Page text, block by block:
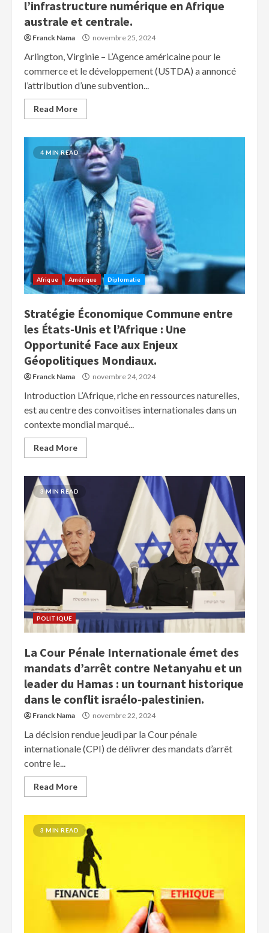
l’infrastructure numérique en Afrique
australe et centrale.
Franck Nama novembre 25, 2024
Arlington, Virginie – L’Agence américaine pour le
commerce et le développement (USTDA) a annoncé
l’attribution d’une subvention...
Read More
4 MIN READ
Afrique Amérique Diplomatie
Stratégie Économique Commune entre
les États-Unis et l’Afrique : Une
Opportunité Face aux Enjeux
Géopolitiques Mondiaux.
Franck Nama novembre 24, 2024
Introduction L’Afrique, riche en ressources naturelles,
est au centre des convoitises internationales dans un
contexte mondial marqué...
Read More
3 MIN READ
POLITIQUE
La Cour Pénale Internationale émet des
mandats d’arrêt contre Netanyahu et un
leader du Hamas : un tournant historique
dans le conflit israélo-palestinien.
Franck Nama novembre 22, 2024
La décision rendue jeudi par la Cour pénale
internationale (CPI) de délivrer des mandats d’arrêt
contre le...
Read More
3 MIN READ